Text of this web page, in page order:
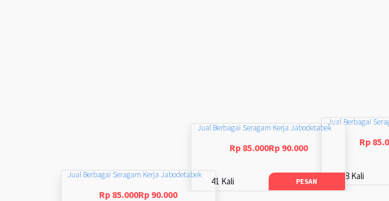
Jual Berbagai
Rp
48 Kali
Jual Berbagai Seragam Kerja Jabodetabek
Rp 85.000Rp 90.000
41 Kali PESAN
Jual Berbagai Seragam Kerja Jabodetabek
Rp 85.000Rp 90.000